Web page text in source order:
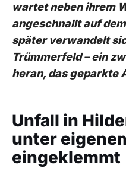
wartet neben ihrem
angeschnallt auf
später verwandelt
Trümmerfeld – ein
heran, das geparkte
Unfall in
unter
eingeklemmt